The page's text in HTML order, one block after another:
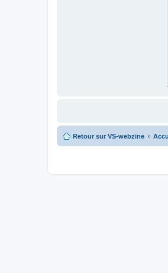
Retour sur VS-webzine